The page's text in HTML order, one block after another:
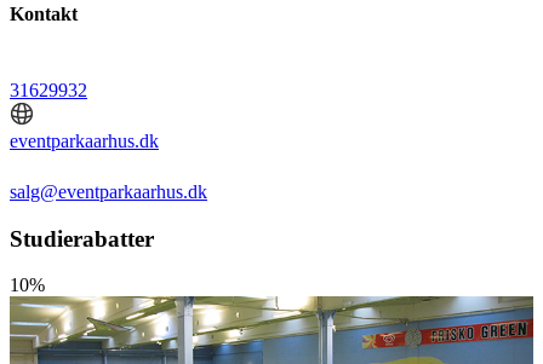
Kontakt
31629932
eventparkaarhus.dk
salg@eventparkaarhus.dk
Studierabatter
10%